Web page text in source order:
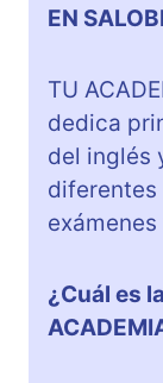
EN
TU
dedica
del inglés
diferentes
¿Cuál es